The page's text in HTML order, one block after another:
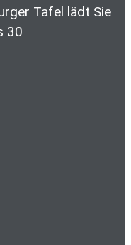
Tafel lädt Sie
30